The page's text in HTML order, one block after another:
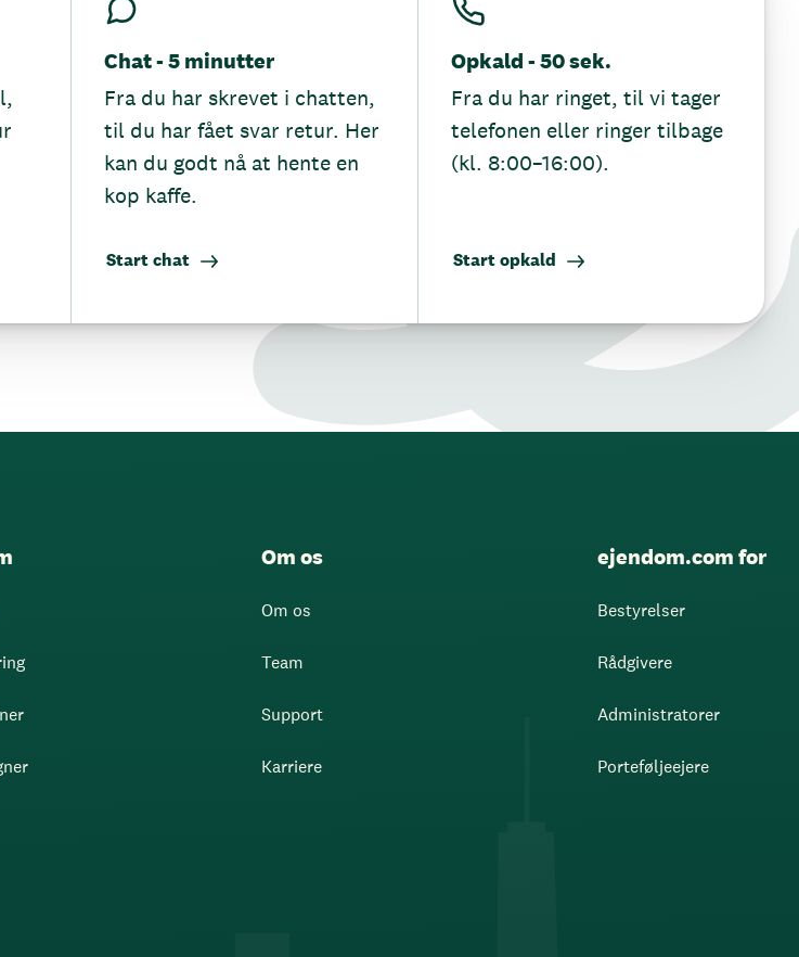
Chat - 5 minutter
Fra du har skrevet i chatten,
til du har fået svar retur. Her
kan du godt nå at hente en
kop kaffe.
Start chat
Opkald - 50 sek.
Fra du har ringet, til vi tager
telefonen eller ringer tilbage
(kl. 8:00–16:00).
Start opkald
Om os
Om os
Team
Support
Karriere
ejendom.com for
Bestyrelser
Rådgivere
Administratorer
Porteføljeejere